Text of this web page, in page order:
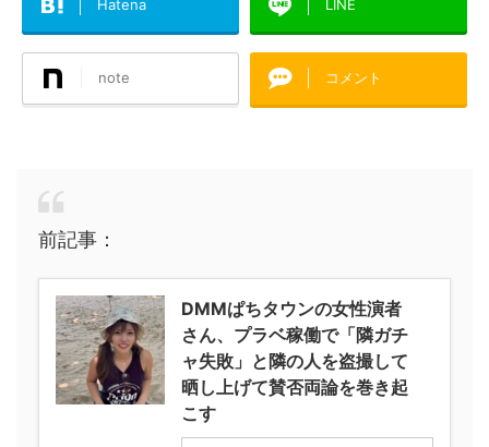
Hatena LINE
note コメント
前記事：
DMMぱちタウンの女性演者
さん、プラベ稼働で「隣ガチ
ャ失敗」と隣の人を盗撮して
晒し上げて賛否両論を巻き起
こす